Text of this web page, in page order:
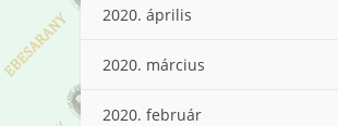
2020. április
2020. március
2020. február